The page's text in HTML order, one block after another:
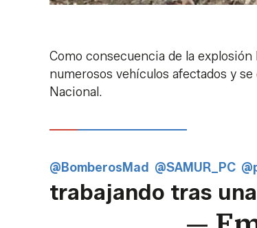
Como consecuencia de la
numerosos vehículos afectados y
Nacional.
@BomberosMad @SAMUR_PC
trabajando tras una